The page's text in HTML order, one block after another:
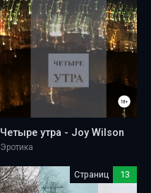
Четыре утра - Joy Wilson
Эротика
Страниц 13